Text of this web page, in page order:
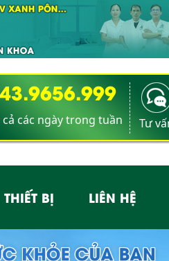
các ngày trong tuần Tư
THIẾT BỊ LIÊN HỆ